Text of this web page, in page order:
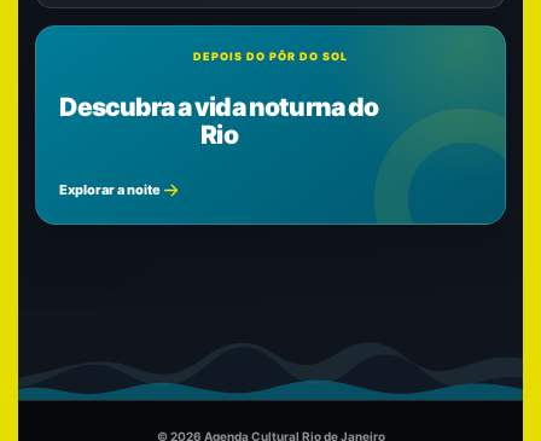
DEPOIS DO PÔR DO SOL
Descubra a vida noturna do
Rio
Explorar a noite
© 2026 Agenda Cultural Rio de Janeiro